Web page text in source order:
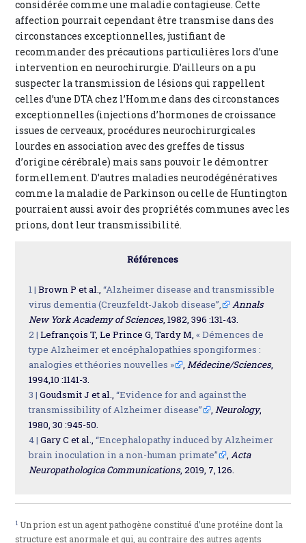
considérée comme une maladie contagieuse. Cette
affection pourrait cependant être transmise dans des
circonstances exceptionnelles, justifiant de
recommander des précautions particulières lors d’une
intervention en neurochirurgie. D’ailleurs on a pu
suspecter la transmission de lésions qui rappellent
celles d’une DTA chez l’Homme dans des circonstances
exceptionnelles (injections d’hormones de croissance
issues de cerveaux, procédures neurochirurgicales
lourdes en association avec des greffes de tissus
d’origine cérébrale) mais sans pouvoir le démontrer
formellement. D’autres maladies neurodégénératives
comme la maladie de Parkinson ou celle de Huntington
pourraient aussi avoir des propriétés communes avec les
prions, dont leur transmissibilité.
Références
1 | Brown P et al.,“Alzheimer disease and transmissible
virus dementia (Creuzfeldt-Jakob disease”,
Annals
New York Academy of Sciences, 1982, 396 :131-43.
2 | Lefrançois T, Le Prince G, Tardy M,« Démences de
type Alzheimer et encéphalopathies spongiformes :
analogies et théories nouvelles »
,Médecine/Sciences,
1994,10 :1141-3.
3 | Goudsmit J et al.,“Evidence for and against the
transmissibility of Alzheimer disease”
,Neurology,
1980, 30 :945-50.
4 | Gary C et al.,“Encephalopathy induced by Alzheimer
brain inoculation in a non-human primate”
,Acta
Neuropathologica Communications, 2019, 7, 126.
1 Un prion est un agent pathogène constitué d’une protéine dont la
structure est anormale et qui, au contraire des autres agents